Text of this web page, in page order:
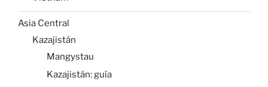
Asia Central
Kazajistán
Mangystau
Kazajistán: guía